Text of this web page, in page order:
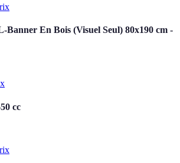
Banner En Bois (Visuel Seul) 80x190 cm -
cc